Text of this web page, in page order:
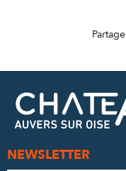
NEWSLETTER